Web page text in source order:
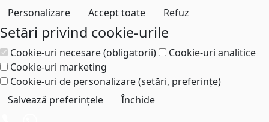
Personalizare Accept toate Refuz
Setări privind cookie-urile
Cookie-uri necesare (obligatorii)
Cookie-uri analitice
Cookie-uri marketing
Cookie-uri de personalizare (setări, preferințe)
Salvează preferințele
Închide